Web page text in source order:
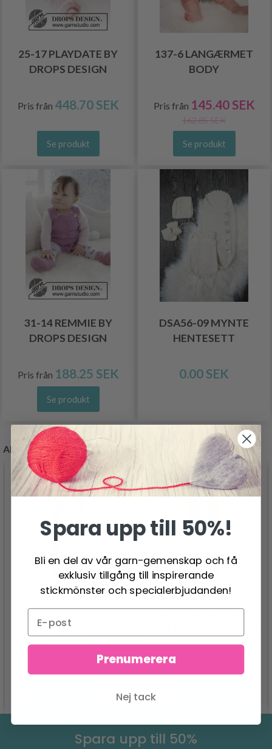
25-17 PLAYDATE BY
DROPS DESIGN
Pris från 448.70 SEK
Se produkt
137-6 LANGÆRMET
BODY
Pris från 145.40 SEK
162.85 SEK
Se produkt
31-14 REMMIE BY
DROPS DESIGN
Pris från 188.25 SEK
Se produkt
DSA56-09 MYNTE
HENTESETT
0.00 SEK
ANDRA KÖPTE OCKSÅ
GO HANDMADE PARTY
DELUXE
62.95 SEK
G
91.95 SEK
Spara upp till 50%
Spara upp till 50%!
Bli en del av vår garn-gemenskap och få
exklusiv tillgång till inspirerande
stickmönster och specialerbjudanden!
Prenumerera
Nej tack